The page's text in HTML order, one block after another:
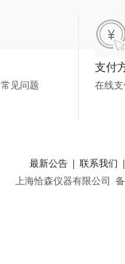
常见问题
支付
在线
最新公告 联系我们
上海恰森仪器有限公司